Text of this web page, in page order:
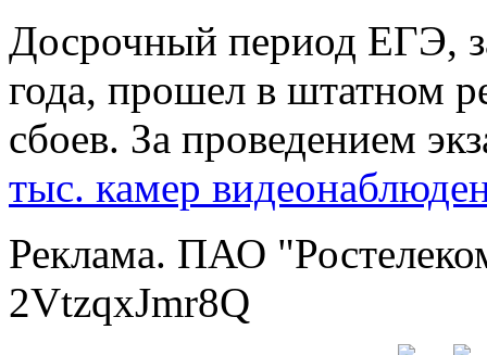
Досрочный период ЕГЭ,
года, прошел в штатном
сбоев. За проведением
тыс. камер
Реклама. ПАО
2VtzqxJmr8Q